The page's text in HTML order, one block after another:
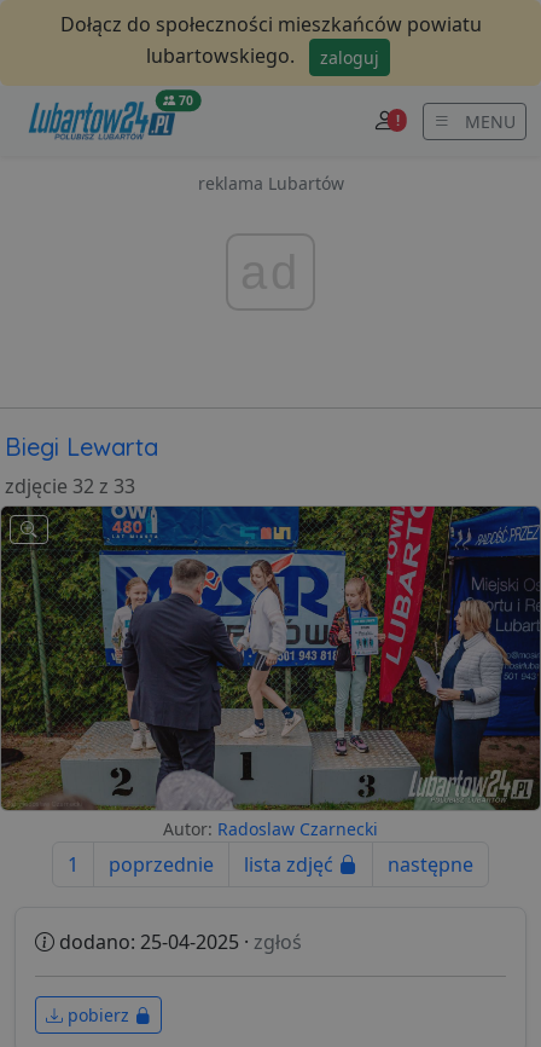
Dołącz do społeczności mieszkańców powiatu
lubartowskiego.
zaloguj
70
! MENU
reklama Lubartów
Biegi Lewarta
zdjęcie 32 z 33
Autor: Radoslaw Czarnecki
1 poprzednie lista zdjęć następne
dodano: 25-04-2025 · zgłoś
pobierz